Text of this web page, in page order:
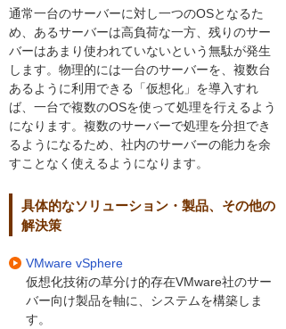
通常一台のサーバーに対し一つのOSとなるた
め、あるサーバーは高負荷な一方、残りのサー
バーはあまり使われていないという無駄が発生
します。物理的には一台のサーバーを、複数台
あるように利用できる「仮想化」を導入すれ
ば、一台で複数のOSを使って処理を行えるよう
になります。複数のサーバーで処理を分担でき
るようになるため、社内のサーバーの能力を余
すことなく使えるようになります。
具体的なソリューション・製品、その他の
解決策
VMware vSphere
仮想化技術の草分け的存在VMware社のサー
バー向け製品を軸に、システムを構築しま
す。